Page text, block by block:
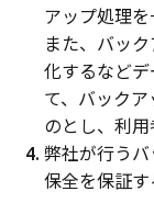
アップ処理を
また、バッ
化するなど
て、バック
のとし、利用
弊社が行う
保全を保証す